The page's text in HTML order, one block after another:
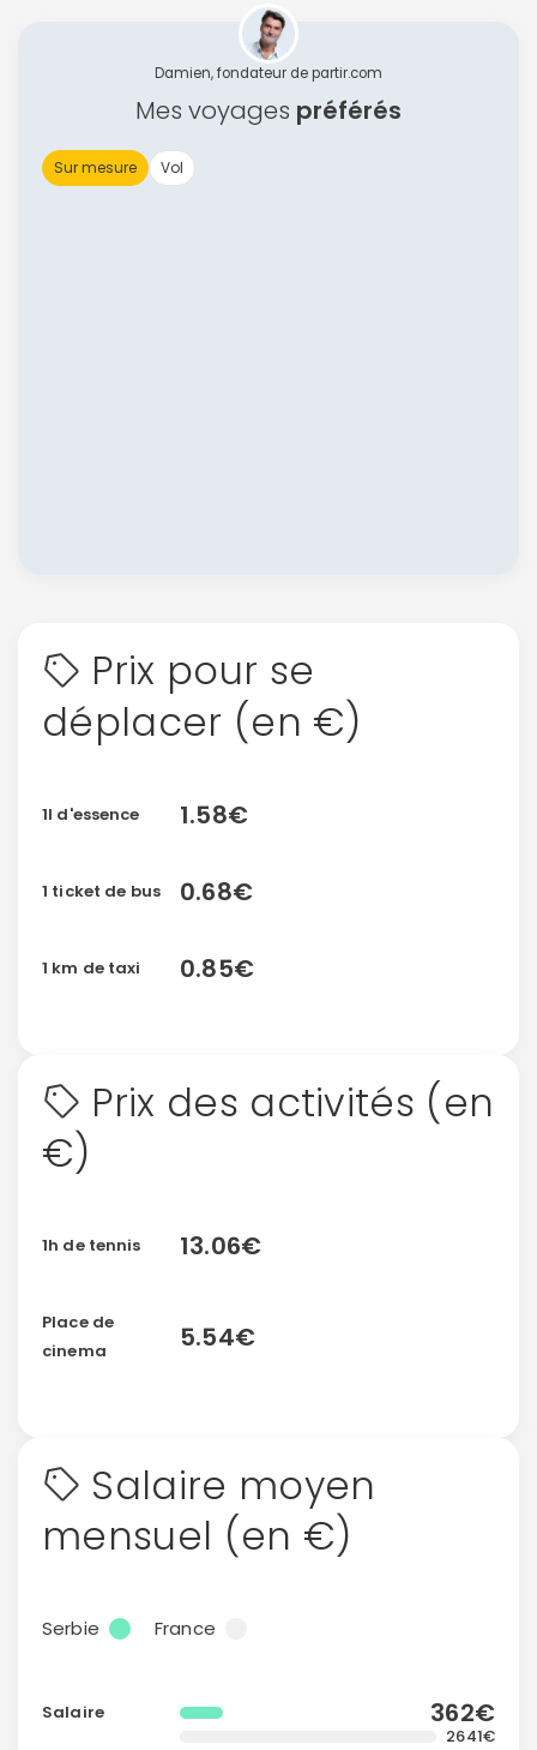
Damien, fondateur de partir.com
Mes voyages préférés
Sur mesure Vol
Prix pour se
déplacer (en €)
1l d'essence 1.58€
1 ticket de bus 0.68€
1 km de taxi 0.85€
Prix des activités (en
€)
1h de tennis 13.06€
Place de
cinema
5.54€
Salaire moyen
mensuel (en €)
Serbie France
Salaire 362€
2641€